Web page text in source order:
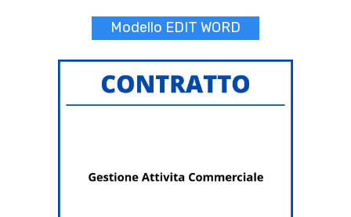
Modello EDIT WORD